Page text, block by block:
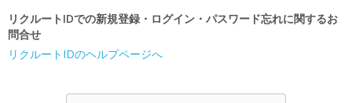
リクルートIDでの新規登録・ログイン・パスワード忘れに関するお
問合せ
リクルートIDのヘルプページへ